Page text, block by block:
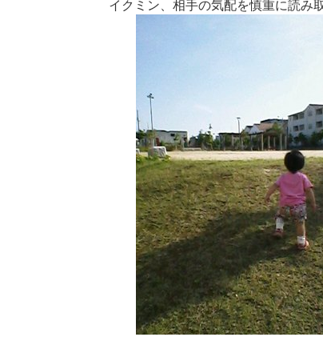
イクミン、相手の気配を慎重に読み